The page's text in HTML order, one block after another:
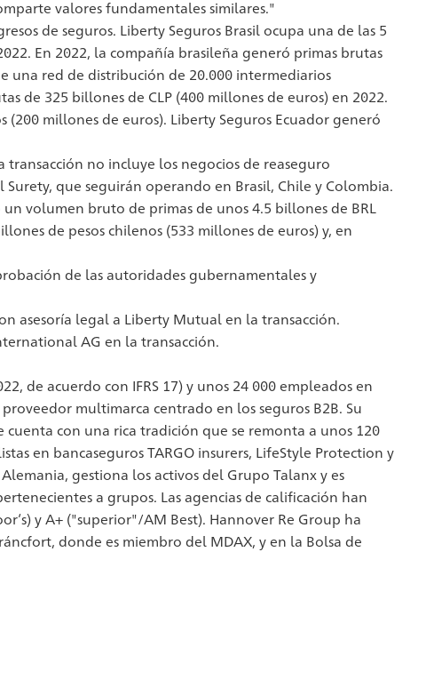
valores fundamentales similares."
de seguros. Liberty Seguros Brasil ocupa una de las 5
En 2022, la compañía brasileña generó primas brutas
una red de distribución de 20.000 intermediarios
de 325 billones de CLP (400 millones de euros) en 2022.
millones de euros). Liberty Seguros Ecuador generó
no incluye los negocios de reaseguro
que seguirán operando en Brasil, Chile y Colombia.
volumen bruto de primas de unos 4.5 billones de BRL
de pesos chilenos (533 millones de euros) y, en
de las autoridades gubernamentales y
asesoría legal a Liberty Mutual en la transacción.
AG en la transacción.
de acuerdo con IFRS 17) y unos 24 000 empleados en
multimarca centrado en los seguros B2B. Su
con una rica tradición que se remonta a unos 120
en bancaseguros TARGO insurers, LifeStyle Protection y
gestiona los activos del Grupo Talanx y es
a grupos. Las agencias de calificación han
y A+ ("superior"/AM Best). Hannover Re Group ha
donde es miembro del MDAX, y en la Bolsa de